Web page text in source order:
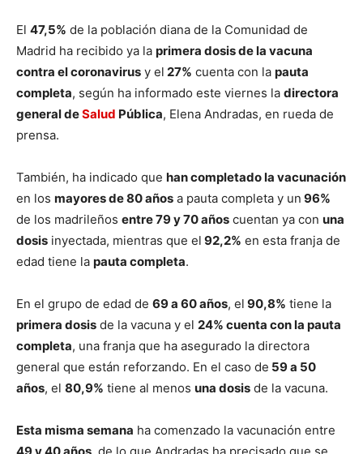
El 47,5% de la población diana de la Comunidad de
Madrid ha recibido ya la primera dosis de la vacuna
contra el coronavirus y el 27% cuenta con la pauta
completa, según ha informado este viernes la directora
general deSalud Pública, Elena Andradas, en rueda de
prensa.
También, ha indicado que han completado la vacunación
en los mayores de 80 años a pauta completa y un 96%
de los madrileños entre 79 y 70 años cuentan ya con una
dosis inyectada, mientras que el 92,2% en esta franja de
edad tiene la pauta completa.
En el grupo de edad de 69 a 60 años, el 90,8% tiene la
primera dosis de la vacuna y el 24% cuenta con la pauta
completa, una franja que ha asegurado la directora
general que están reforzando. En el caso de 59 a 50
años, el 80,9% tiene al menos una dosis de la vacuna.
Esta misma semana ha comenzado la vacunación entre